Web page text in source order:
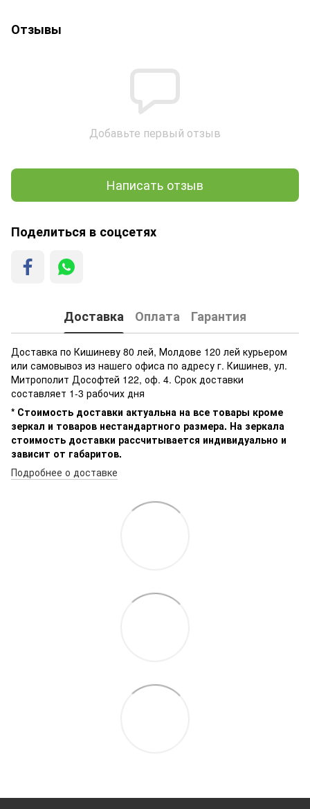
Отзывы
Добавьте первый отзыв
Написать отзыв
Поделиться в соцсетях
Доставка Оплата Гарантия
Доставка по Кишиневу 80 лей, Молдове 120 лей курьером
или самовывоз из нашего офиса по адресу г. Кишинев, ул.
Митрополит Дософтей 122, оф. 4. Срок доставки
составляет 1-3 рабочих дня
* Стоимость доставки актуальна на все товары кроме
зеркал и товаров нестандартного размера. На зеркала
стоимость доставки рассчитывается индивидуально и
зависит от габаритов.
Подробнее о доставке